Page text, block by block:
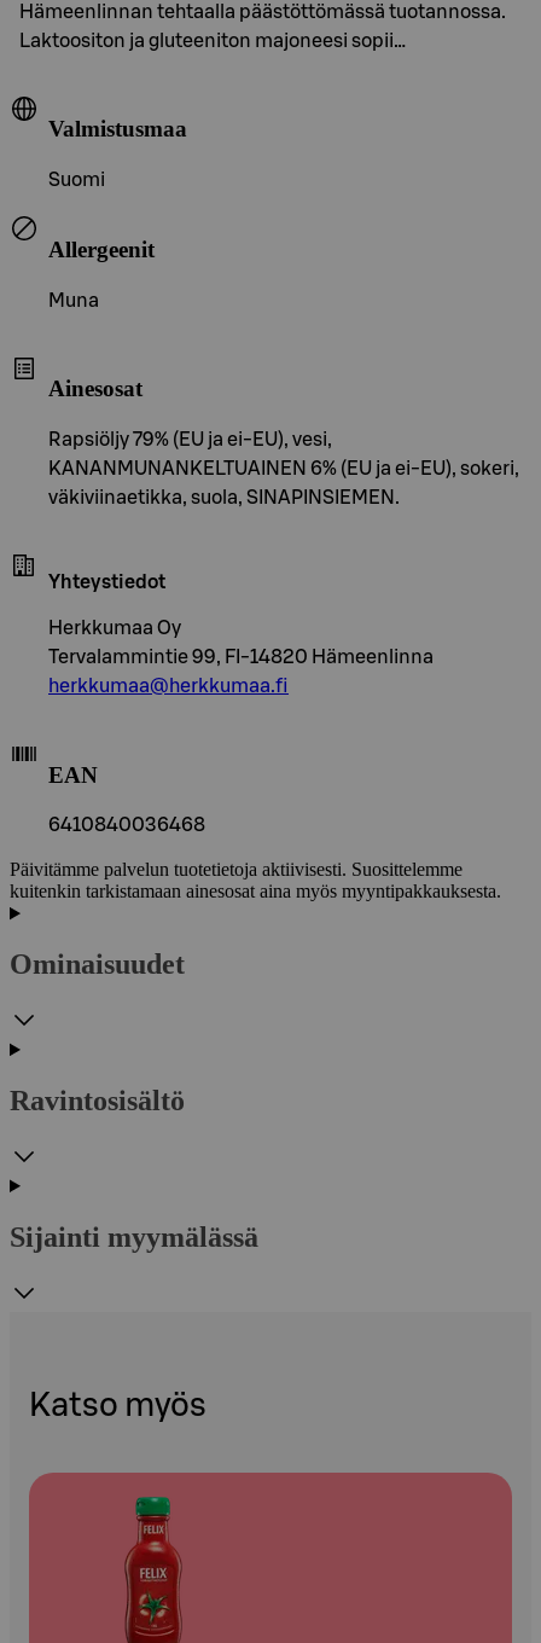
Hämeenlinnan tehtaalla päästöttömässä tuotannossa.
Laktoositon ja gluteeniton majoneesi sopii…
Valmistusmaa
Suomi
Allergeenit
Muna
Ainesosat
Rapsiöljy 79% (EU ja ei-EU), vesi,
KANANMUNANKELTUAINEN 6% (EU ja ei-EU), sokeri,
väkiviinaetikka, suola, SINAPINSIEMEN.
Yhteystiedot
Herkkumaa Oy
Tervalammintie 99, FI-14820 Hämeenlinna
herkkumaa@herkkumaa.fi
EAN
6410840036468
Päivitämme palvelun tuotetietoja aktiivisesti. Suosittelemme
kuitenkin tarkistamaan ainesosat aina myös myyntipakkauksesta.
Ominaisuudet
Ravintosisältö
Sijainti myymälässä
Katso myös